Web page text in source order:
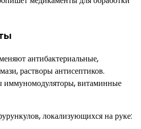
антибактериальные,
растворы антисептиков.
иммуномодуляторы, витаминные
локализующихся на руке: